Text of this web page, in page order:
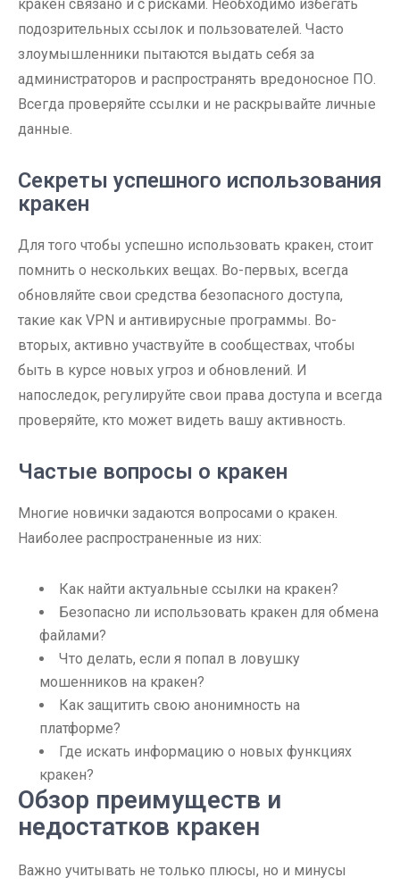
кракен связано и с рисками. Необходимо избегать
подозрительных ссылок и пользователей. Часто
злоумышленники пытаются выдать себя за
администраторов и распространять вредоносное ПО.
Всегда проверяйте ссылки и не раскрывайте личные
данные.
Секреты успешного использования
кракен
Для того чтобы успешно использовать кракен, стоит
помнить о нескольких вещах. Во-первых, всегда
обновляйте свои средства безопасного доступа,
такие как VPN и антивирусные программы. Во-
вторых, активно участвуйте в сообществах, чтобы
быть в курсе новых угроз и обновлений. И
напоследок, регулируйте свои права доступа и всегда
проверяйте, кто может видеть вашу активность.
Частые вопросы о кракен
Многие новички задаются вопросами о кракен.
Наиболее распространенные из них:
Как найти актуальные ссылки на кракен?
Безопасно ли использовать кракен для обмена
файлами?
Что делать, если я попал в ловушку
мошенников на кракен?
Как защитить свою анонимность на
платформе?
Где искать информацию о новых функциях
кракен?
Обзор преимуществ и
недостатков кракен
Важно учитывать не только плюсы, но и минусы